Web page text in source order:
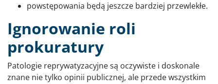
powstępowania będą jeszcze bardziej przewlekłe.
Ignorowanie roli
prokuratury
Patologie reprywatyzacyjne są oczywiste i doskonale
znane nie tylko opinii publicznej, ale przede wszystkim